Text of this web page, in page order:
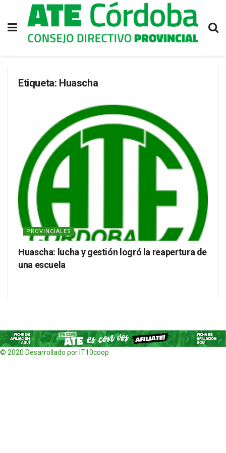
Etiqueta: Huascha
PROVINCIALES
Huascha: lucha y gestión logró la reapertura de
una escuela
© 2020 Desarrollado por IT10coop